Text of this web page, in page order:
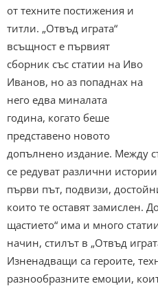
от техните постижения и
титли. „Отвъд играта“
всъщност е първият
сборник със статии на Иво
Иванов, но аз попаднах на
него едва миналата
година, когато беше
представено новото
допълнено издание. Между
се редуват различни
първи път, подвизи,
които те оставят замислен.
щастието“ има и много
начин, стилът в „Отвъд
Изненадващи са героите,
разнообразните емоции,